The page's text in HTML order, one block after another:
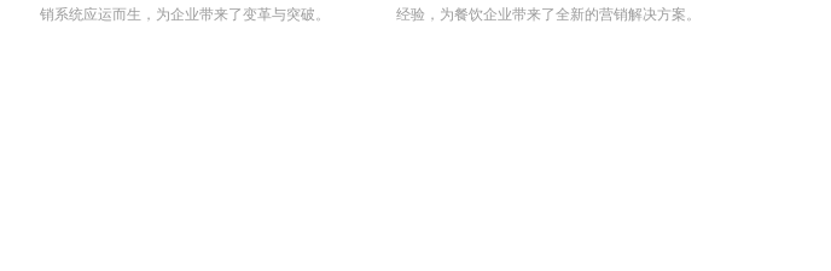
销系统应运而生，为企业带来了变革与突破。
经验，为餐饮企业带来了全新的营销解决方案。